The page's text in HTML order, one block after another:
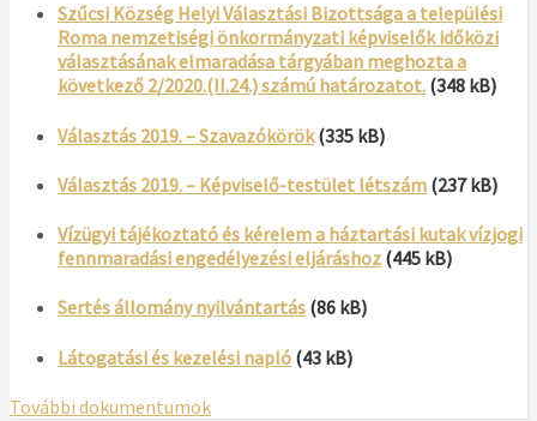
Szűcsi Község Helyi Választási Bizottsága a települési
Roma nemzetiségi önkormányzati képviselők időközi
választásának elmaradása tárgyában meghozta a
következő 2/2020.(II.24.) számú határozatot. (348 kB)
Választás 2019. – Szavazókörök (335 kB)
Választás 2019. – Képviselő-testület létszám (237 kB)
Vízügyi tájékoztató és kérelem a háztartási kutak vízjogi
fennmaradási engedélyezési eljáráshoz (445 kB)
Sertés állomány nyilvántartás (86 kB)
Látogatási és kezelési napló (43 kB)
További dokumentumok